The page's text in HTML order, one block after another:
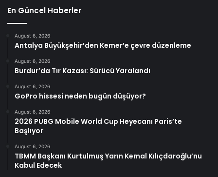
En Güncel Haberler
August 6, 2026
Antalya Büyükşehir’den Kemer’e çevre düzenleme
August 6, 2026
Burdur’da Tır Kazası: Sürücü Yaralandı
August 6, 2026
GoPro hissesi neden bugün düşüyor?
August 6, 2026
2026 PUBG Mobile World Cup Heyecanı Paris’te
Başlıyor
August 6, 2026
TBMM Başkanı Kurtulmuş Yarın Kemal Kılıçdaroğlu’nu
Kabul Edecek